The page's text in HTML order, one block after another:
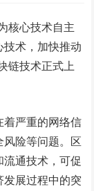
核心技术自主
术，加快推动
链技术正式上
着严重的网络信
险等问题。区
通技术，可促
展过程中的突